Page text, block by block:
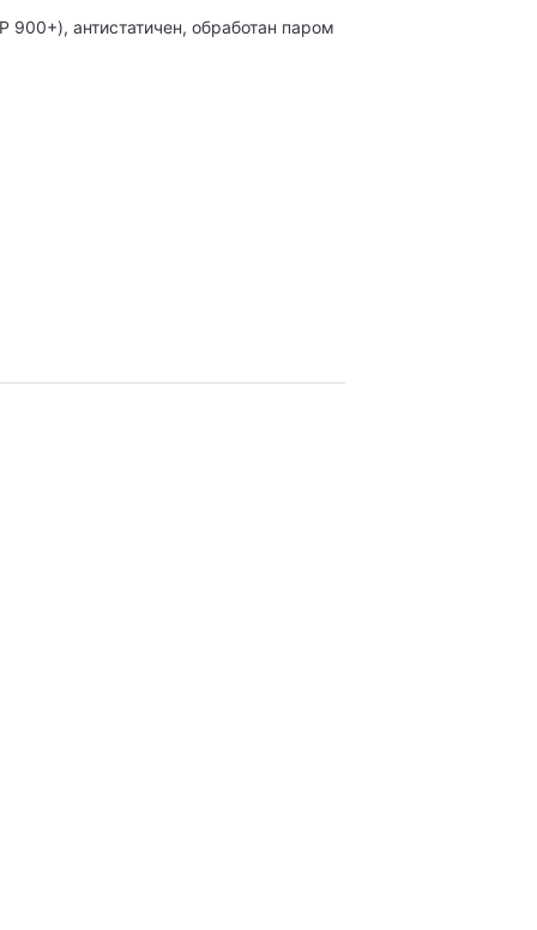
900+), антистатичен, обработан паром